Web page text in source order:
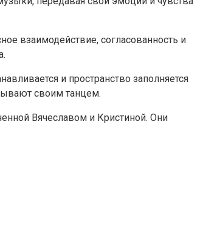
взаимодействие, согласованность и
и пространство заполняется
своим танцем.
Вячеславом и Кристиной. Они